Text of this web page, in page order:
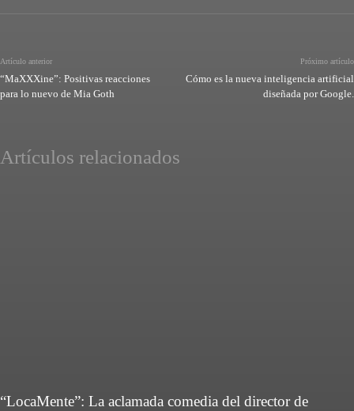
Artículo anterior
“MaXXXine”: Positivas reacciones
para lo nuevo de Mia Goth
Próximo artículo
Cómo es la nueva inteligencia artificial
diseñada por Google.
Artículos relacionados
“LocaMente”: La aclamada comedia del director de